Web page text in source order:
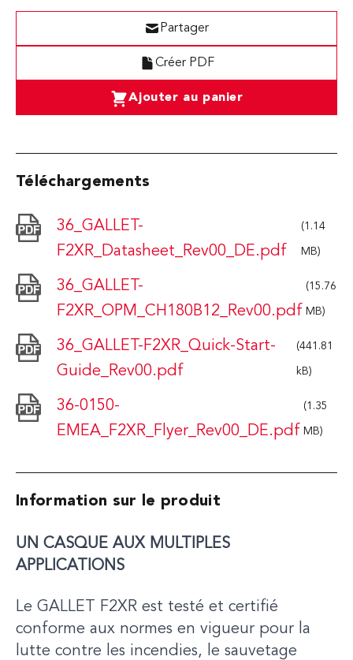
Ajouter au panier
Créer PDF
Partager
Information sur le produit
UN CASQUE AUX MULTIPLES
APPLICATIONS
Le GALLET F2XR est testé et certifié
conforme aux normes en vigueur pour la
lutte contre les incendies, le sauvetage
Téléchargements
36_GALLET-
F2XR_Datasheet_Rev00_DE.pdf
(1.14
MB)
36_GALLET-
F2XR_OPM_CH180B12_Rev00.pdf
(15.76
MB)
36_GALLET-F2XR_Quick-Start-
Guide_Rev00.pdf
(441.81
kB)
36-0150-
EMEA_F2XR_Flyer_Rev00_DE.pdf
(1.35
MB)